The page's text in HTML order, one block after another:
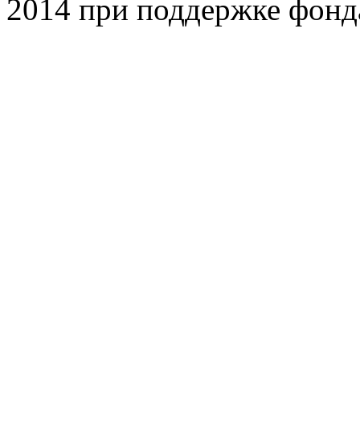
2014 при поддержке